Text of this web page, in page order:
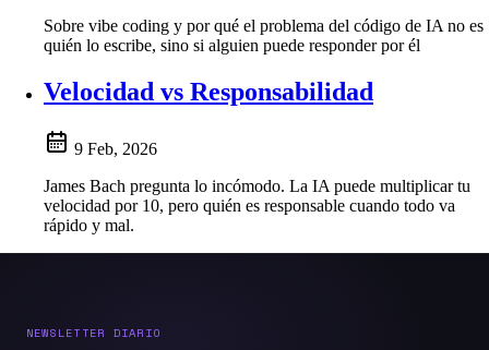
Sobre vibe coding y por qué el problema del código de IA no es
quién lo escribe, sino si alguien puede responder por él
Velocidad vs Responsabilidad
9 Feb, 2026
James Bach pregunta lo incómodo. La IA puede multiplicar tu
velocidad por 10, pero quién es responsable cuando todo va
rápido y mal.
NEWSLETTER DIARIO